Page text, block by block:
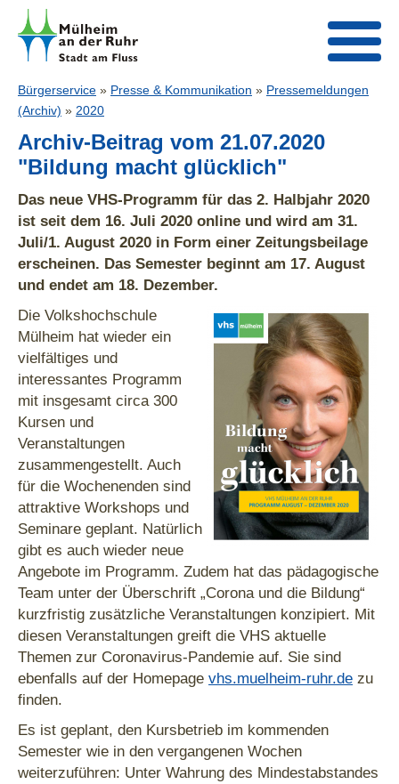
Bürgerservice » Presse & Kommunikation » Pressemeldungen
(Archiv) » 2020
Archiv-Beitrag vom 21.07.2020
"Bildung macht glücklich"
Das neue VHS-Programm für das 2. Halbjahr 2020
ist seit dem 16. Juli 2020 online und wird am 31.
Juli/1. August 2020 in Form einer Zeitungsbeilage
erscheinen. Das Semester beginnt am 17. August
und endet am 18. Dezember.
Die Volkshochschule
Mülheim hat wieder ein
vielfältiges und
interessantes Programm
mit insgesamt circa 300
Kursen und
Veranstaltungen
zusammengestellt. Auch
für die Wochenenden sind
attraktive Workshops und
Seminare geplant. Natürlich
gibt es auch wieder neue
Angebote im Programm. Zudem hat das pädagogische
Team unter der Überschrift „Corona und die Bildung“
kurzfristig zusätzliche Veranstaltungen konzipiert. Mit
diesen Veranstaltungen greift die VHS aktuelle
Themen zur Coronavirus-Pandemie auf. Sie sind
ebenfalls auf der Homepage vhs.muelheim-ruhr.de zu
finden.
Es ist geplant, den Kursbetrieb im kommenden
Semester wie in den vergangenen Wochen
weiterzuführen: Unter Wahrung des Mindestabstandes